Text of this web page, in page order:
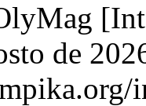
de